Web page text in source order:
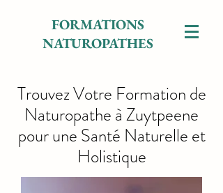
FORMATIONS
NATUROPATHES
Trouvez Votre Formation de
Naturopathe à Zuytpeene
pour une Santé Naturelle et
Holistique